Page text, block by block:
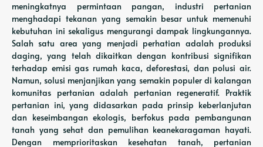
meningkatnya permintaan pangan, industri pertanian
menghadapi tekanan yang semakin besar untuk memenuhi
kebutuhan ini sekaligus mengurangi dampak lingkungannya.
Salah satu area yang menjadi perhatian adalah produksi
daging, yang telah dikaitkan dengan kontribusi signifikan
terhadap emisi gas rumah kaca, deforestasi, dan polusi air.
Namun, solusi menjanjikan yang semakin populer di kalangan
komunitas pertanian adalah pertanian regeneratif. Praktik
pertanian ini, yang didasarkan pada prinsip keberlanjutan
dan keseimbangan ekologis, berfokus pada pembangunan
tanah yang sehat dan pemulihan keanekaragaman hayati.
Dengan memprioritaskan kesehatan tanah, pertanian